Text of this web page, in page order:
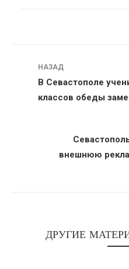
Навигация
НАЗАД
В Севастополе
классов обеды
внешнюю
ДРУГИЕ